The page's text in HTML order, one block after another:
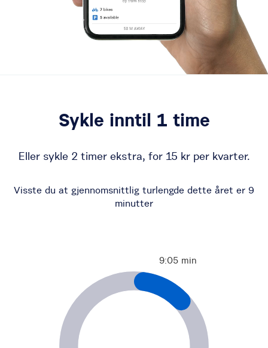
Sykle inntil 1 time
Eller sykle 2 timer ekstra, for 15 kr per kvarter.
Visste du at gjennomsnittlig turlengde dette året er 9
minutter
9:05 min